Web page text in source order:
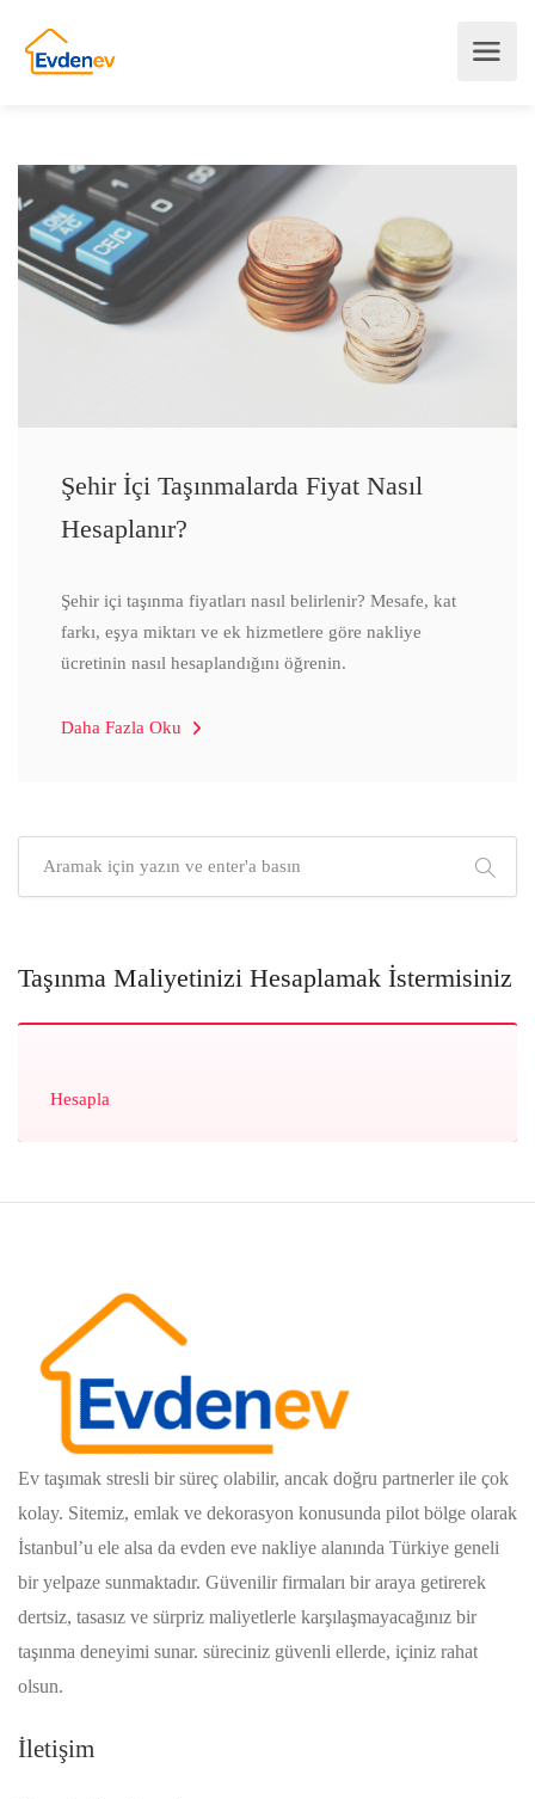
Şehir İçi Taşınmalarda Fiyat Nasıl
Hesaplanır?
Şehir içi taşınma fiyatları nasıl belirlenir? Mesafe, kat
farkı, eşya miktarı ve ek hizmetlere göre nakliye
ücretinin nasıl hesaplandığını öğrenin.
Daha Fazla Oku
Taşınma Maliyetinizi Hesaplamak İstermisiniz
Hesapla
Ev taşımak stresli bir süreç olabilir, ancak doğru partnerler ile çok
kolay. Sitemiz, emlak ve dekorasyon konusunda pilot bölge olarak
İstanbul’u ele alsa da evden eve nakliye alanında Türkiye geneli
bir yelpaze sunmaktadır. Güvenilir firmaları bir araya getirerek
dertsiz, tasasız ve sürpriz maliyetlerle karşılaşmayacağınız bir
taşınma deneyimi sunar. süreciniz güvenli ellerde, içiniz rahat
olsun.
İletişim